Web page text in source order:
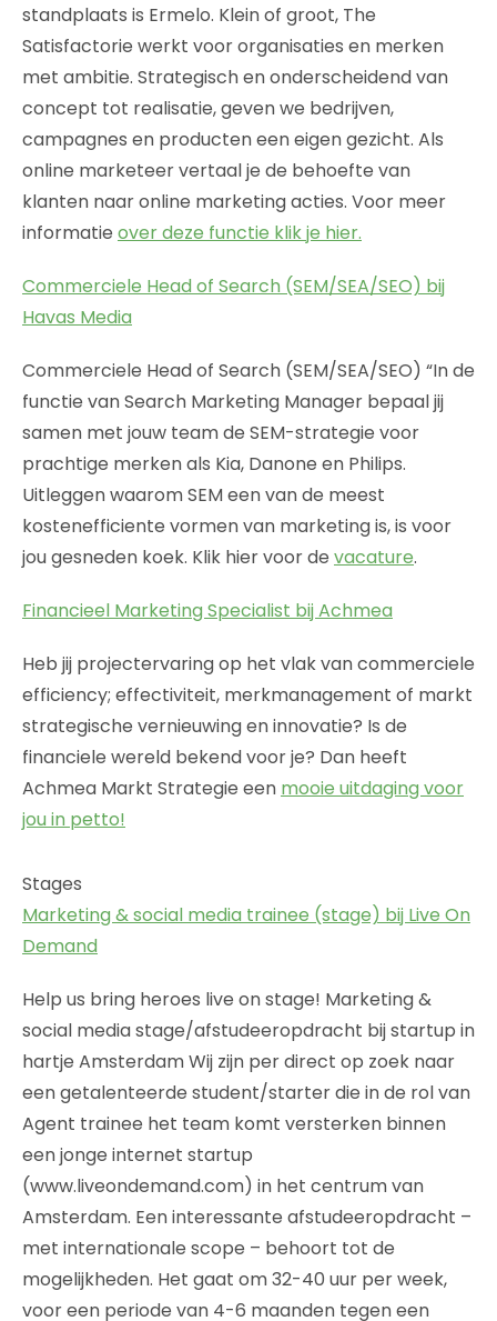
standplaats is Ermelo. Klein of groot, The
Satisfactorie werkt voor organisaties en merken
met ambitie. Strategisch en onderscheidend van
concept tot realisatie, geven we bedrijven,
campagnes en producten een eigen gezicht. Als
online marketeer vertaal je de behoefte van
klanten naar online marketing acties. Voor meer
informatie over deze functie klik je hier.
Commerciele Head of Search (SEM/SEA/SEO) bij
Havas Media
Commerciele Head of Search (SEM/SEA/SEO) “In de
functie van Search Marketing Manager bepaal jij
samen met jouw team de SEM-strategie voor
prachtige merken als Kia, Danone en Philips.
Uitleggen waarom SEM een van de meest
kostenefficiente vormen van marketing is, is voor
jou gesneden koek. Klik hier voor de vacature.
Financieel Marketing Specialist bij Achmea
Heb jij projectervaring op het vlak van commerciele
efficiency; effectiviteit, merkmanagement of markt
strategische vernieuwing en innovatie? Is de
financiele wereld bekend voor je? Dan heeft
Achmea Markt Strategie een mooie uitdaging voor
jou in petto!
Stages
Marketing & social media trainee (stage) bij Live On
Demand
Help us bring heroes live on stage! Marketing &
social media stage/afstudeeropdracht bij startup in
hartje Amsterdam Wij zijn per direct op zoek naar
een getalenteerde student/starter die in de rol van
Agent trainee het team komt versterken binnen
een jonge internet startup
(www.liveondemand.com) in het centrum van
Amsterdam. Een interessante afstudeeropdracht –
met internationale scope – behoort tot de
mogelijkheden. Het gaat om 32-40 uur per week,
voor een periode van 4-6 maanden tegen een